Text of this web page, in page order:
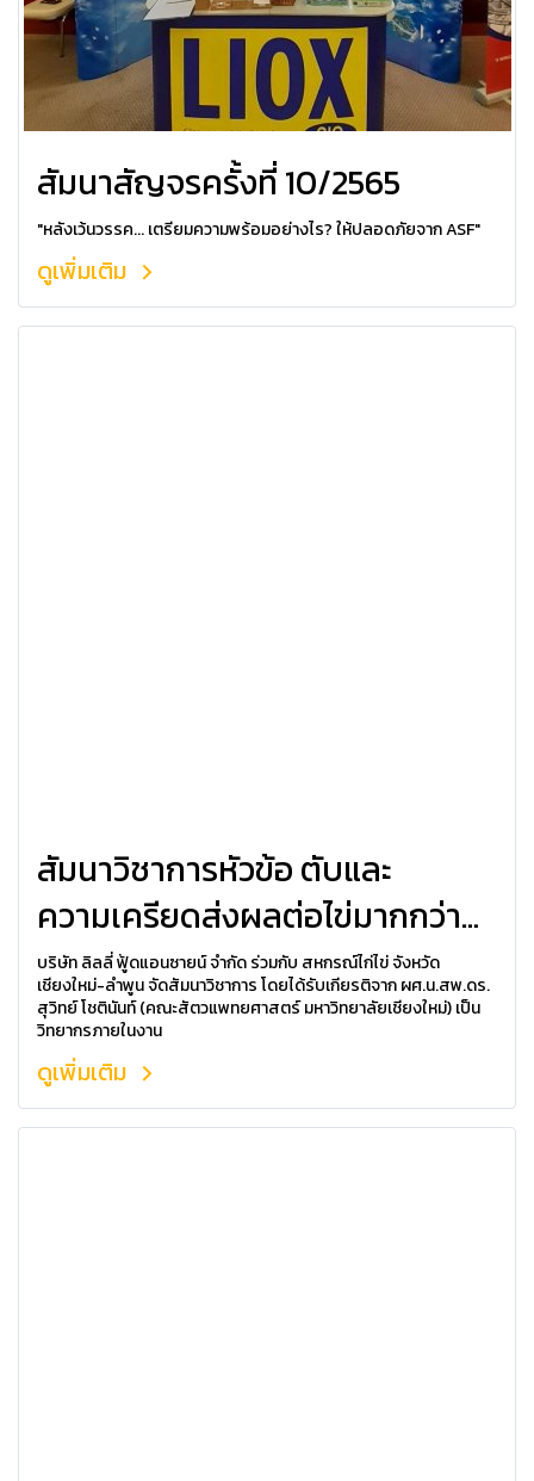
สัมนาสัญจรครั้งที่ 10/2565
"หลังเว้นวรรค... เตรียมความพร้อมอย่างไร? ให้ปลอดภัยจาก ASF"
ดูเพิ่มเติม
สัมนาวิชาการหัวข้อ ตับและ
ความเครียดส่งผลต่อไข่มากกว่าที่
คิด
บริษัท ลิลลี่ ฟู้ดแอนซายน์ จำกัด ร่วมกับ สหกรณ์ไก่ไข่ จังหวัด
เชียงใหม่-ลำพูน จัดสัมนาวิชาการ โดยได้รับเกียรติจาก ผศ.น.สพ.ดร.
สุวิทย์ โชตินันท์ (คณะสัตวแพทยศาสตร์ มหาวิทยาลัยเชียงใหม่) เป็น
วิทยากรภายในงาน
ดูเพิ่มเติม